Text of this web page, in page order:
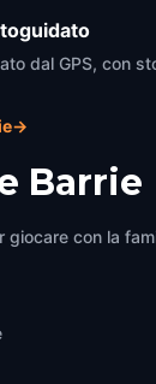
dal GPS, con
→
Barrie
giocare con la